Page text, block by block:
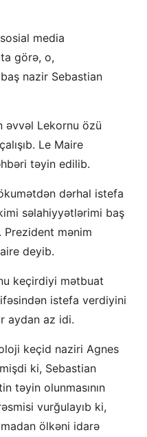
media
görə, o,
nazir Sebastian
əvvəl Lekornu özü
Le Maire
təyin edilib.
dərhal istefa
səlahiyyətlərimi baş
mənim
deyib.
keçirdiyi mətbuat
istefa verdiyini
aydan az idi.
keçid naziri Agnes
ki, Sebastian
təyin olunmasının
vurğulayıb ki,
ölkəni idarə